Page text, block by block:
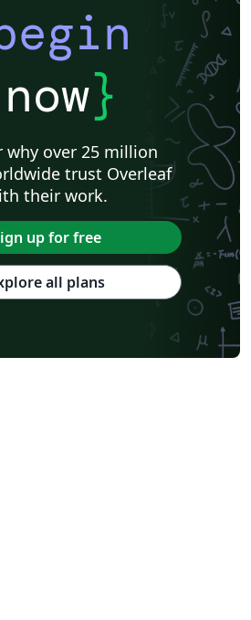
now}
why over 25 million
trust Overleaf
their work.
up for free
all plans